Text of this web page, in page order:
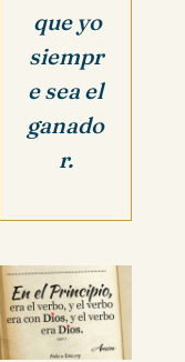
que yo
siempr
e sea el
ganado
r.